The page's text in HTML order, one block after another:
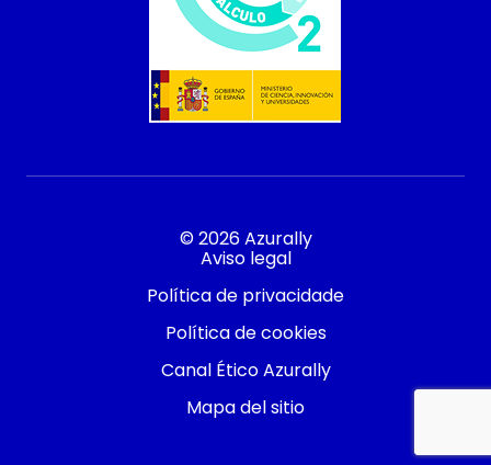
Contacto
© 2026 Azurally
Aviso legal
Política de privacidade
Política de cookies
Canal Ético Azurally
Mapa del sitio